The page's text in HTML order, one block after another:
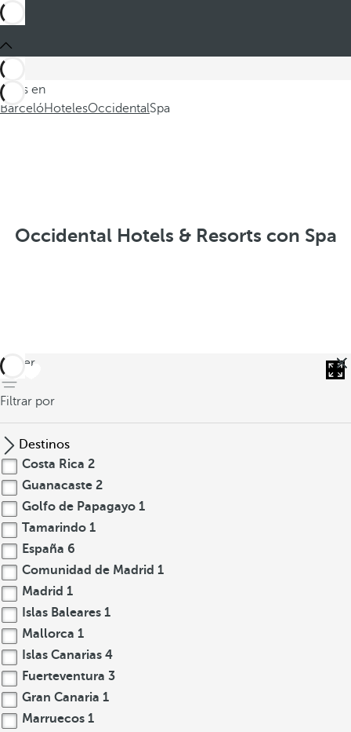
Estás en
BarcelóHotelesOccidentalSpa
Occidental Hotels & Resorts con Spa
volver
Filtrar por
Destinos
Costa Rica 2
Guanacaste 2
Golfo de Papagayo 1
Tamarindo 1
España 6
Comunidad de Madrid 1
Madrid 1
Islas Baleares 1
Mallorca 1
Islas Canarias 4
Fuerteventura 3
Gran Canaria 1
Marruecos 1